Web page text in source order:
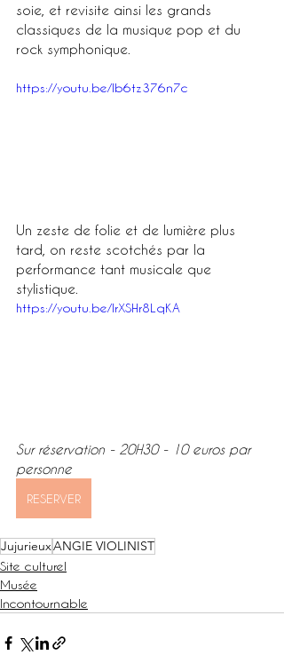
soie, et revisite ainsi les grands
classiques de la musique pop et du
rock symphonique.
https://youtu.be/Ib6tz376n7c
Un zeste de folie et de lumière plus
tard, on reste scotchés par la
performance tant musicale que
stylistique.
https://youtu.be/lrXSHr8LqKA
Sur réservation - 20H30 - 10 euros par
personne
RESERVER
JujurieuxANGIE VIOLINIST
Site culturel
Musée
Incontournable